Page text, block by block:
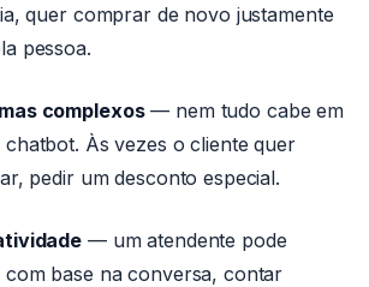
quer comprar de novo justamente
pessoa.
complexos— nem tudo cabe em
chatbot. Às vezes o cliente quer
pedir um desconto especial.
— um atendente pode
base na conversa, contar